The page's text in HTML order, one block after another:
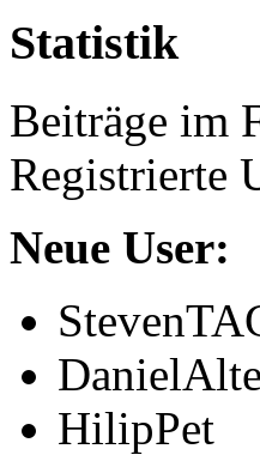
Statistik
Beiträge im
Registrierte
Neue User:
HilipPet